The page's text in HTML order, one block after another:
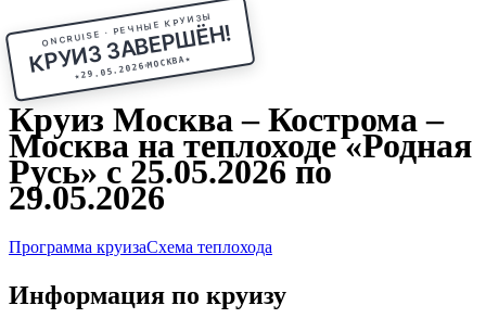
ONCRUISE · РЕЧНЫЕ КРУИЗЫ
КРУИЗ ЗАВЕРШЁН!
★29.05.2026МОСКВА★
Круиз Москва – Кострома –
Москва на теплоходе «Родная
Русь» с 25.05.2026 по
29.05.2026
Программа круизаСхема теплохода
Информация по круизу